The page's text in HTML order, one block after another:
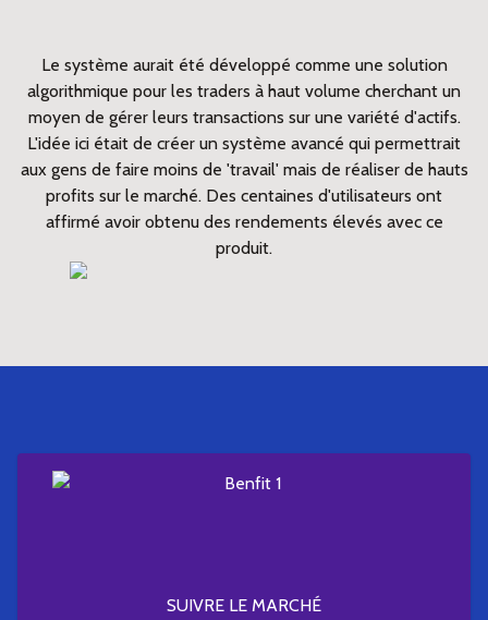
Le système aurait été développé comme une solution
algorithmique pour les traders à haut volume cherchant un
moyen de gérer leurs transactions sur une variété d'actifs.
L'idée ici était de créer un système avancé qui permettrait
aux gens de faire moins de 'travail' mais de réaliser de hauts
profits sur le marché. Des centaines d'utilisateurs ont
affirmé avoir obtenu des rendements élevés avec ce
produit.
SUIVRE LE MARCHÉ